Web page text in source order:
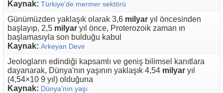
Kaynak: Türkiye'de mermer sektörü
Günümüzden yaklaşık olarak 3,6 milyar yıl öncesinden
başlayıp, 2,5 milyar yıl önce, Proterozoik zaman ın
başlamasıyla son bulduğu kabul
Kaynak: Arkeyan Devir
Jeologların edindiği kapsamlı ve geniş bilimsel kanıtlara
dayanarak, Dünya'nın yaşının yaklaşık 4,54 milyar yıl
(4,54×10 9 yıl) olduğuna
Kaynak: Dünya'nın yaşı